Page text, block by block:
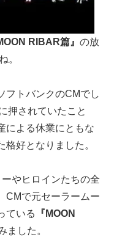
RIBAR篇』 の放
。
フトバンクのCMでし
押されていたこと
による休業にともな
好となりました。
やヒロインたちの全
CMで元セーラームー
ている
『MOON
ました。